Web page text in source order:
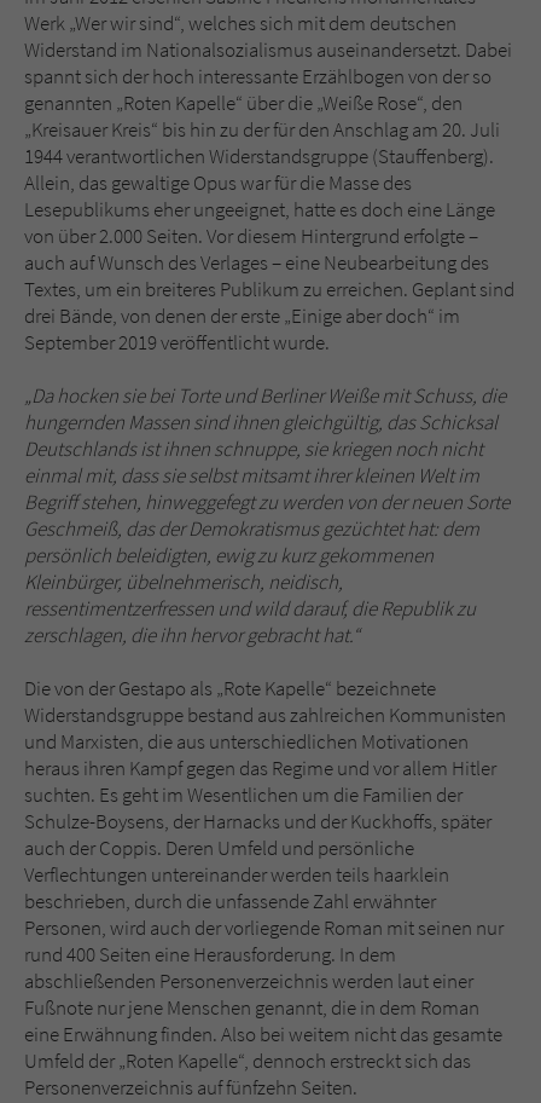
Werk „Wer wir sind“, welches sich mit dem deutschen
Widerstand im Nationalsozialismus auseinandersetzt. Dabei
spannt sich der hoch interessante Erzählbogen von der so
genannten „Roten Kapelle“ über die „Weiße Rose“, den
„Kreisauer Kreis“ bis hin zu der für den Anschlag am 20. Juli
1944 verantwortlichen Widerstandsgruppe (Stauffenberg).
Allein, das gewaltige Opus war für die Masse des
Lesepublikums eher ungeeignet, hatte es doch eine Länge
von über 2.000 Seiten. Vor diesem Hintergrund erfolgte –
auch auf Wunsch des Verlages – eine Neubearbeitung des
Textes, um ein breiteres Publikum zu erreichen. Geplant sind
drei Bände, von denen der erste „Einige aber doch“ im
September 2019 veröffentlicht wurde.
„Da hocken sie bei Torte und Berliner Weiße mit Schuss, die
hungernden Massen sind ihnen gleichgültig, das Schicksal
Deutschlands ist ihnen schnuppe, sie kriegen noch nicht
einmal mit, dass sie selbst mitsamt ihrer kleinen Welt im
Begriff stehen, hinweggefegt zu werden von der neuen Sorte
Geschmeiß, das der Demokratismus gezüchtet hat: dem
persönlich beleidigten, ewig zu kurz gekommenen
Kleinbürger, übelnehmerisch, neidisch,
ressentimentzerfressen und wild darauf, die Republik zu
zerschlagen, die ihn hervor gebracht hat.“
Die von der Gestapo als „Rote Kapelle“ bezeichnete
Widerstandsgruppe bestand aus zahlreichen Kommunisten
und Marxisten, die aus unterschiedlichen Motivationen
heraus ihren Kampf gegen das Regime und vor allem Hitler
suchten. Es geht im Wesentlichen um die Familien der
Schulze-Boysens, der Harnacks und der Kuckhoffs, später
auch der Coppis. Deren Umfeld und persönliche
Verflechtungen untereinander werden teils haarklein
beschrieben, durch die unfassende Zahl erwähnter
Personen, wird auch der vorliegende Roman mit seinen nur
rund 400 Seiten eine Herausforderung. In dem
abschließenden Personenverzeichnis werden laut einer
Fußnote nur jene Menschen genannt, die in dem Roman
eine Erwähnung finden. Also bei weitem nicht das gesamte
Umfeld der „Roten Kapelle“, dennoch erstreckt sich das
Personenverzeichnis auf fünfzehn Seiten.
Sicherheitscode des Kontaktformulars zu
überprüfen.